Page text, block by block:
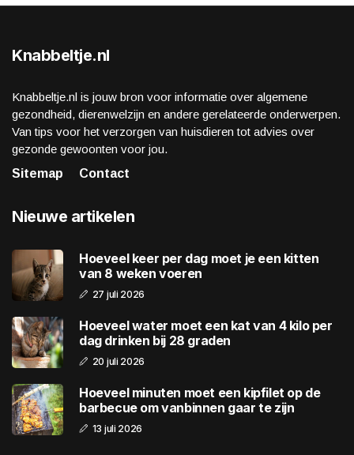
Knabbeltje.nl
Knabbeltje.nl is jouw bron voor informatie over algemene
gezondheid, dierenwelzijn en andere gerelateerde onderwerpen.
Van tips voor het verzorgen van huisdieren tot advies over
gezonde gewoonten voor jou.
Sitemap
Contact
Nieuwe artikelen
Hoeveel keer per dag moet je een kitten
van 8 weken voeren
27 juli 2026
Hoeveel water moet een kat van 4 kilo per
dag drinken bij 28 graden
20 juli 2026
Hoeveel minuten moet een kipfilet op de
barbecue om vanbinnen gaar te zijn
13 juli 2026